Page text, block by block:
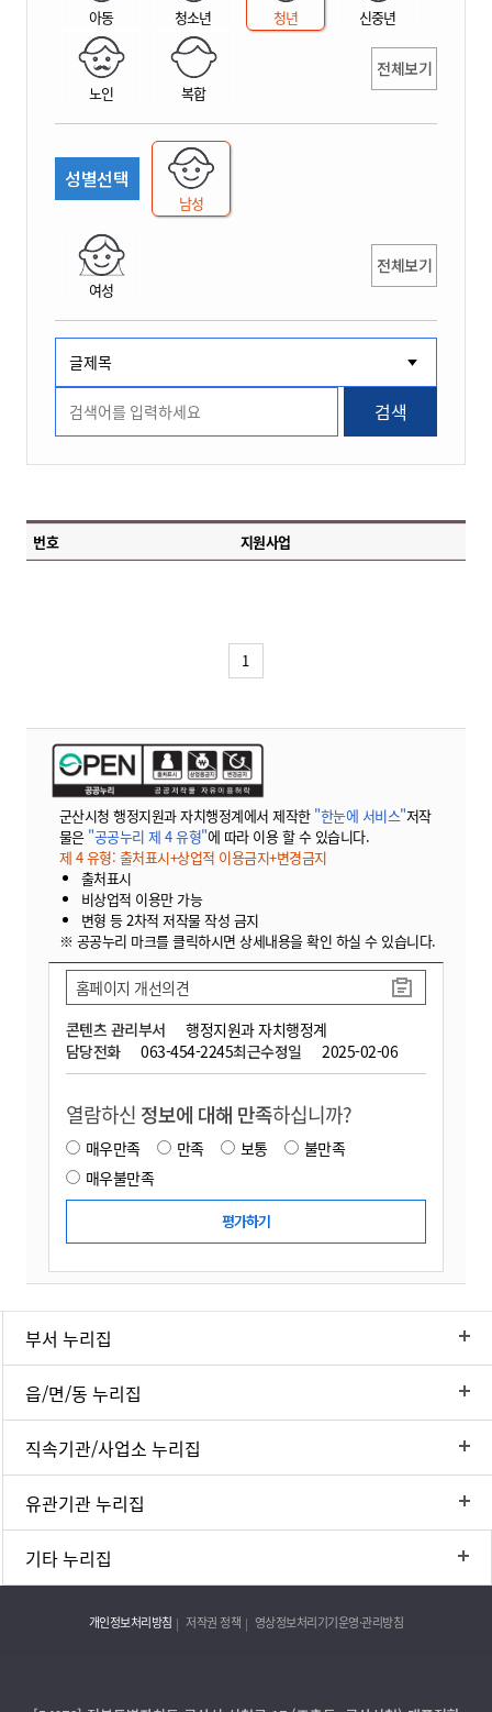
아동 청소년 청년 신중년
노인 복합
전체보기
성별선택
남성
여성
전체보기
검색
번호 지원사업
1
군산시청 행정지원과 자치행정계에서 제작한 "한눈에 서비스"저작
물은 "공공누리 제 4 유형"에 따라 이용 할 수 있습니다.
제 4 유형: 출처표시+상업적 이용금지+변경금지
출처표시
비상업적 이용만 가능
변형 등 2차적 저작물 작성 금지
※ 공공누리 마크를 클릭하시면 상세내용을 확인 하실 수 있습니다.
콘텐츠 관리부서
행정지원과 자치행정계
담당전화
063-454-2245최근수정일 2025-02-06
홈페이지 개선의견
열람하신 정보에 대해 만족하십니까?
매우만족 만족 보통
불만족
매우불만족
부서 누리집
읍/면/동 누리집
직속기관/사업소 누리집
유관기관 누리집
기타 누리집
개인정보처리방침 저작권 정책 영상정보처리기기운영·관리방침